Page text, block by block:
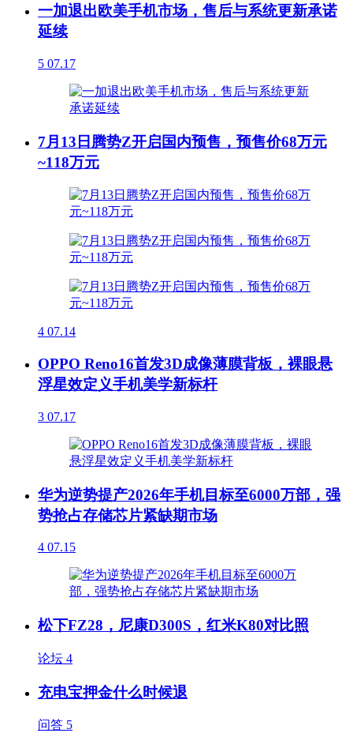
一加退出欧美手机市场，售后与系统更新承诺
延续
5 07.17
7月13日腾势Z开启国内预售，预售价68万元
~118万元
4 07.14
OPPO Reno16首发3D成像薄膜背板，裸眼悬
浮星效定义手机美学新标杆
3 07.17
华为逆势提产2026年手机目标至6000万部，强
势抢占存储芯片紧缺期市场
4 07.15
松下FZ28，尼康D300S，红米K80对比照
论坛 4
充电宝押金什么时候退
问答 5